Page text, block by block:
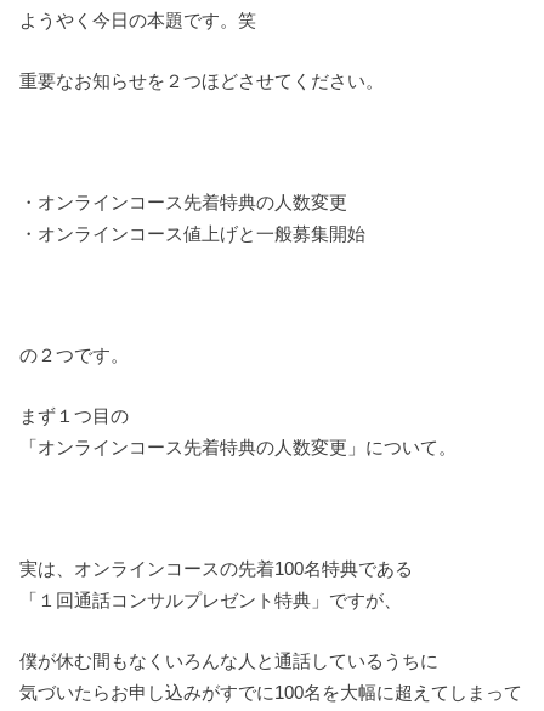
ようやく今日の本題です。笑
重要なお知らせを２つほどさせてください。
・オンラインコース先着特典の人数変更
・オンラインコース値上げと一般募集開始
の２つです。
まず１つ目の
「オンラインコース先着特典の人数変更」について。
実は、オンラインコースの先着100名特典である
「１回通話コンサルプレゼント特典」ですが、
僕が休む間もなくいろんな人と通話しているうちに
気づいたらお申し込みがすでに100名を大幅に超えてしまって